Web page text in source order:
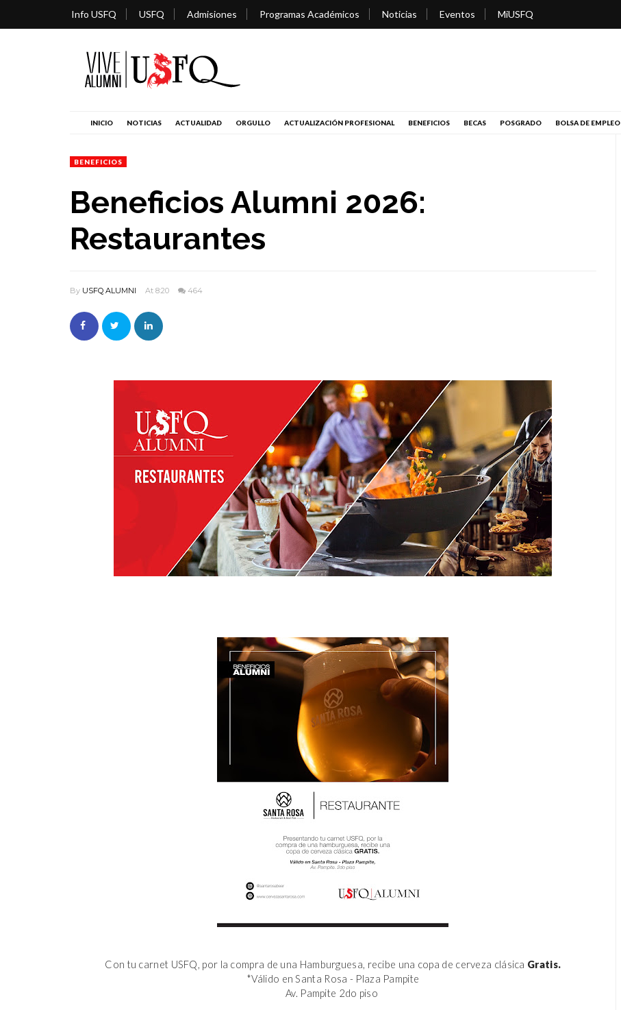
Info USFQ USFQ Admisiones Programas Académicos Noticias Eventos MiUSFQ
INICIO NOTICIAS ACTUALIDAD ORGULLO ACTUALIZACIÓN PROFESIONAL BENEFICIOS BECAS POSGRADO BOLSA DE EMPLEO
BENEFICIOS
Beneficios Alumni 2026:
Restaurantes
By USFQ ALUMNI At 8:20 464
Con tu carnet USFQ, por la compra de una Hamburguesa, recibe una copa de cerveza clásica Gratis.
*Válido en Santa Rosa - Plaza Pampite
Av. Pampite 2do piso